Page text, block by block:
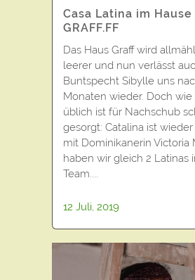
Casa Latina im Hause
GRAFF.FF
Das Haus Graff wird
leerer und nun verlässt
Buntspecht Sibylle uns
Monaten wieder. Doch wie
üblich ist für Nachschub
gesorgt: Catalina ist
mit Dominikanerin Victoria
haben wir gleich 2 Latinas
Team....
12 Juli, 2019